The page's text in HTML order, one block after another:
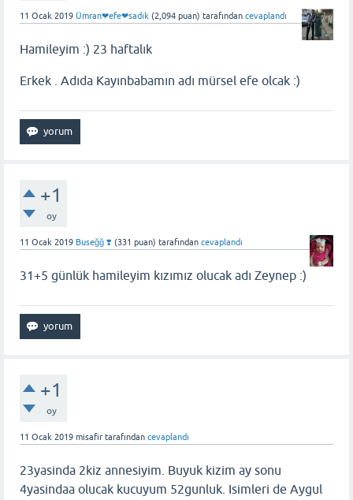
11 Ocak 2019 Ümran❤efe❤sadık (2,094 puan) tarafından cevaplandı
Hamileyim :) 23 haftalık
Erkek . Adıda Kayınbabamın adı mürsel efe olcak :)
+1
oy
11 Ocak 2019 Buseğğ ❣️ (331 puan) tarafından cevaplandı
31+5 günlük hamileyim kızımız olucak adı Zeynep :)
+1
oy
11 Ocak 2019 misafir tarafından cevaplandı
23yasinda 2kiz annesiyim. Buyuk kizim ay sonu
4yasindaa olucak kucuyum 52gunluk. Isimleri de Aygul